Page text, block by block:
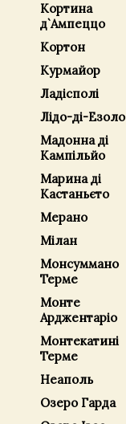
Кортина
д`Ампеццо
Кортон
Курмайор
Ладісполі
Лідо-ді-Езоло
Мадонна ді
Кампільйо
Марина ді
Кастаньєто
Мерано
Мілан
Монсуммано
Терме
Монте
Арджентаріо
Монтекатині
Терме
Неаполь
Озеро Гарда